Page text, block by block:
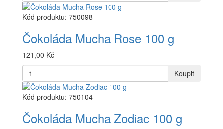
Kód produktu: 750098
Čokoláda Mucha Rose 100 g
121,00 Kč
Koupit
Kód produktu: 750104
Čokoláda Mucha Zodiac 100 g